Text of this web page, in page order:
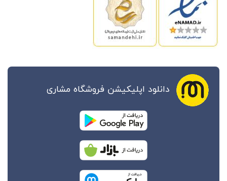
دانلود اپلیکیشن فروشگاه مشاری